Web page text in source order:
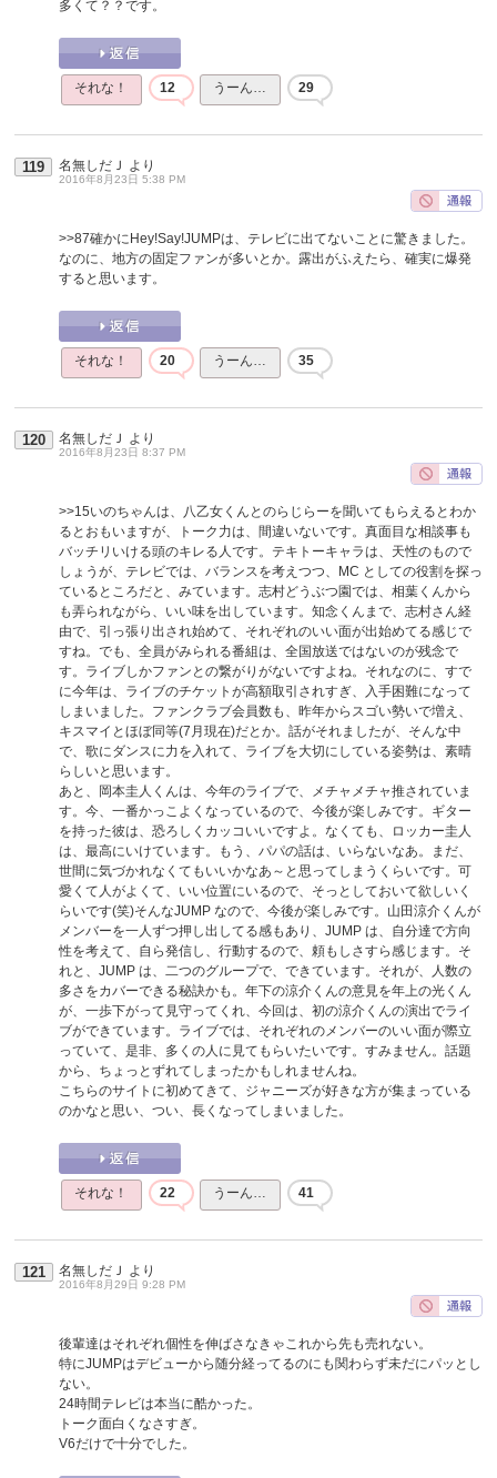
多くて？？です。
それな！ 12 うーん… 29
119 名無しだＪ より
2016年8月23日 5:38 PM
>>87確かにHey!Say!JUMPは、テレビに出てないことに驚きました。
なのに、地方の固定ファンが多いとか。露出がふえたら、確実に爆発
すると思います。
それな！ 20 うーん… 35
120 名無しだＪ より
2016年8月23日 8:37 PM
>>15いのちゃんは、八乙女くんとのらじらーを聞いてもらえるとわか
るとおもいますが、トーク力は、間違いないです。真面目な相談事も
バッチリいける頭のキレる人です。テキトーキャラは、天性のもので
しょうが、テレビでは、バランスを考えつつ、MC としての役割を探っ
ているところだと、みています。志村どうぶつ園では、相葉くんから
も弄られながら、いい味を出しています。知念くんまで、志村さん経
由で、引っ張り出され始めて、それぞれのいい面が出始めてる感じで
すね。でも、全員がみられる番組は、全国放送ではないのが残念で
す。ライブしかファンとの繋がりがないですよね。それなのに、すで
に今年は、ライブのチケットが高額取引されすぎ、入手困難になって
しまいました。ファンクラブ会員数も、昨年からスゴい勢いで増え、
キスマイとほぼ同等(7月現在)だとか。話がそれましたが、そんな中
で、歌にダンスに力を入れて、ライブを大切にしている姿勢は、素晴
らしいと思います。
あと、岡本圭人くんは、今年のライブで、メチャメチャ推されていま
す。今、一番かっこよくなっているので、今後が楽しみです。ギター
を持った彼は、恐ろしくカッコいいですよ。なくても、ロッカー圭人
は、最高にいけています。もう、パパの話は、いらないなあ。まだ、
世間に気づかれなくてもいいかなあ～と思ってしまうくらいです。可
愛くて人がよくて、いい位置にいるので、そっとしておいて欲しいく
らいです(笑)そんなJUMP なので、今後が楽しみです。山田涼介くんが
メンバーを一人ずつ押し出してる感もあり、JUMP は、自分達で方向
性を考えて、自ら発信し、行動するので、頼もしさすら感じます。そ
れと、JUMP は、二つのグループで、できています。それが、人数の
多さをカバーできる秘訣かも。年下の涼介くんの意見を年上の光くん
が、一歩下がって見守ってくれ、今回は、初の涼介くんの演出でライ
ブができています。ライブでは、それぞれのメンバーのいい面が際立
っていて、是非、多くの人に見てもらいたいです。すみません。話題
から、ちょっとずれてしまったかもしれませんね。
こちらのサイトに初めてきて、ジャニーズが好きな方が集まっている
のかなと思い、つい、長くなってしまいました。
それな！ 22 うーん… 41
121 名無しだＪ より
2016年8月29日 9:28 PM
後輩達はそれぞれ個性を伸ばさなきゃこれから先も売れない。
特にJUMPはデビューから随分経ってるのにも関わらず未だにパッとし
ない。
24時間テレビは本当に酷かった。
トーク面白くなさすぎ。
V6だけで十分でした。